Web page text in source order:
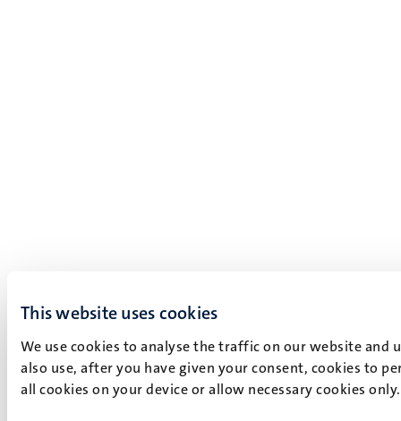
This website uses cookies
We use cookies to analyse the traffic on our website and
also use, after you have given your consent, cookies to
all cookies on your device or allow necessary cookies